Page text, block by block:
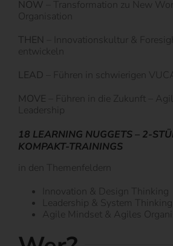
NOW – Transformation zu New
Organisation
THEN – Innovationskultur &
entwickeln
LEAD – Führen in schwierigen
MOVE – Führen in die Zukunft –
Leadership
18 LEARNING NUGGETS – 2-
KOMPAKT-TRAININGS
in den Themenfeldern
Innovation & Design Thinking
Leadership & System Thinking
Agile Mindset & Agiles